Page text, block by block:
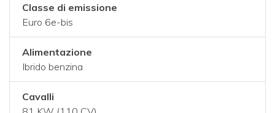
Classe di emissione
Euro 6e-bis
Alimentazione
Ibrido benzina
Cavalli